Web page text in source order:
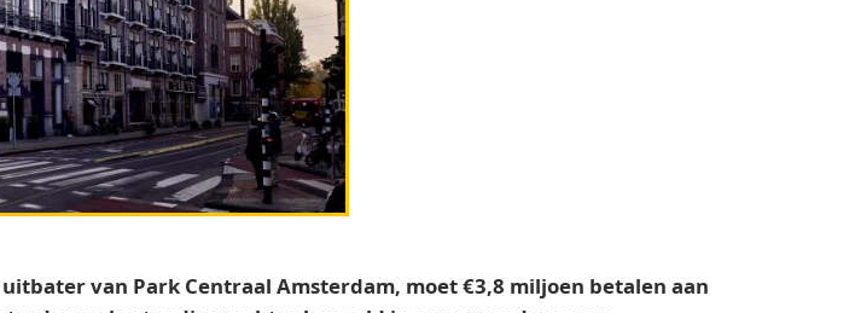
van Park Centraal Amsterdam, moet €3,8 miljoen betalen aan